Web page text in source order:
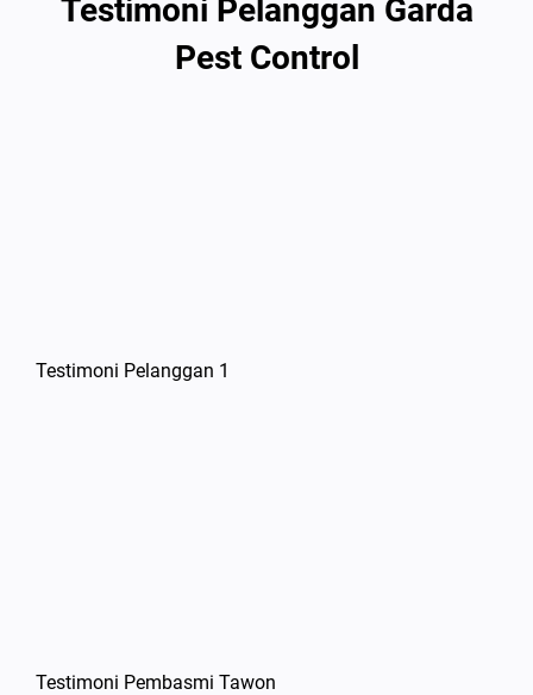
Testimoni Pelanggan Garda
Pest Control
Testimoni Pelanggan 1
Testimoni Pembasmi Tawon